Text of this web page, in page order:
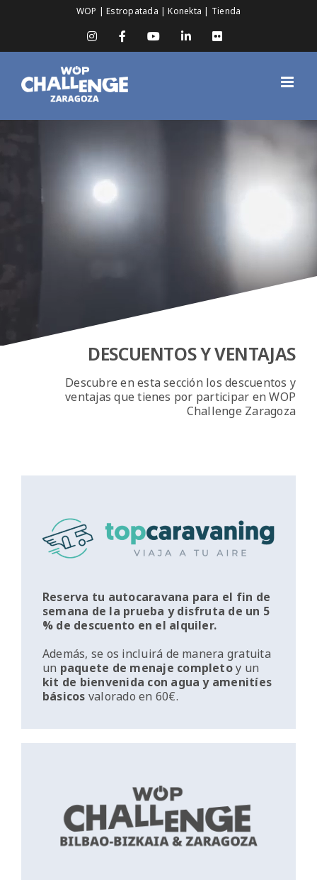
WOP |Estropatada |Konekta | Tienda
InstagramFacebookYouTubeLinkedInFlickr
DESCUENTOS Y VENTAJAS
Descubre en esta sección los descuentos y
ventajas que tienes por participar en WOP
Challenge Zaragoza
Reserva tu autocaravana para el fin de
semana de la prueba y disfruta de un 5
% de descuento en el alquiler.
Además, se os incluirá de manera gratuita
un paquete de menaje completoy un
kit de bienvenida con agua y amenitíes
básicos valorado en 60€.